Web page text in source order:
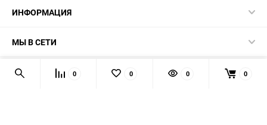
ИНФОРМАЦИЯ
МЫ В СЕТИ
КОНТАКТЫ 0 0 0 0